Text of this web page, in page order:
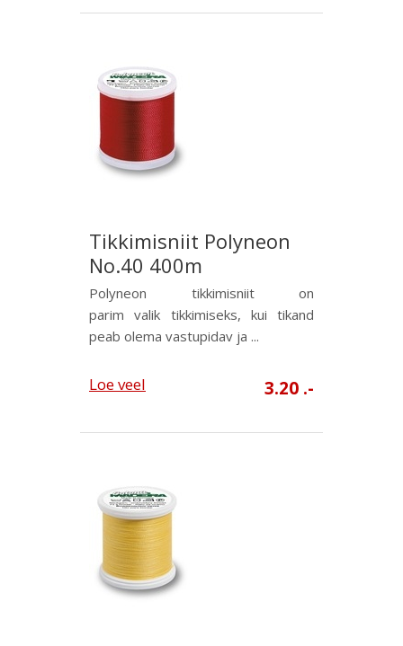
Tikkimisniit Polyneon
No.40 400m
Polyneon tikkimisniit on
parim valik tikkimiseks, kui tikand
peab olema vastupidav ja ...
Loe veel 3.20 .-